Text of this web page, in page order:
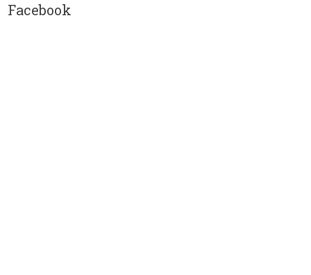
Facebook